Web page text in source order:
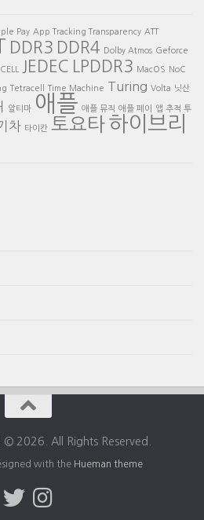
Pay App Tracking Transparency ATT
DDR3 DDR4 Dolby Atmos Geforce
JEDEC LPDDR3 MacOS NoC
Tetracell Time Machine Turing Volta 닛산
알티마 애플 애플 뮤직 애플 페이 앱 추적 투
차 타이칸 토요타 하이브리
© 2026. All Rights Reserved.
with the Hueman theme